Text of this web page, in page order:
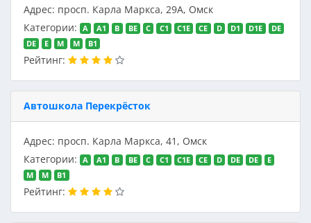
Адрес: просп. Карла Маркса, 29А, Омск
Категории:
A A1 B BE C C1 C1E CE D D1 D1E
DE
DE
E M M В1
Рейтинг:
Автошкола Перекрёсток
Адрес: просп. Карла Маркса, 41, Омск
Категории:
A A1 B BE C C1 C1E CE D DE DE
E
M
M В1
Рейтинг: